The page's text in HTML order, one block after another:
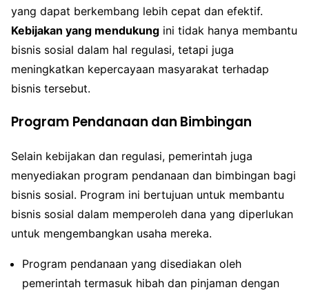
yang dapat berkembang lebih cepat dan efektif.
Kebijakan yang mendukung ini tidak hanya membantu
bisnis sosial dalam hal regulasi, tetapi juga
meningkatkan kepercayaan masyarakat terhadap
bisnis tersebut.
Program Pendanaan dan Bimbingan
Selain kebijakan dan regulasi, pemerintah juga
menyediakan program pendanaan dan bimbingan bagi
bisnis sosial. Program ini bertujuan untuk membantu
bisnis sosial dalam memperoleh dana yang diperlukan
untuk mengembangkan usaha mereka.
Program pendanaan yang disediakan oleh
pemerintah termasuk hibah dan pinjaman dengan